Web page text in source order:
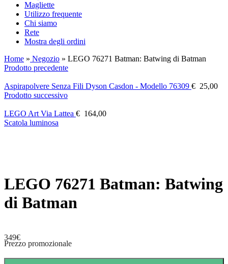
Magliette
Utilizzo frequente
Chi siamo
Rete
Mostra degli ordini
Home » Negozio » LEGO 76271 Batman: Batwing di Batman
Prodotto precedente
Aspirapolvere Senza Fili Dyson Casdon - Modello 76309 € 25,00
Prodotto successivo
LEGO Art Via Lattea € 164,00
Scatola luminosa
LEGO 76271 Batman: Batwing
di Batman
349€
Prezzo promozionale